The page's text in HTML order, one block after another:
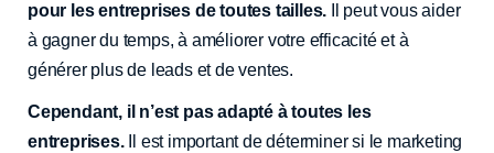
pour les entreprises de toutes tailles. Il peut vous aider
à gagner du temps, à améliorer votre efficacité et à
générer plus de leads et de ventes.
Cependant, il n’est pas adapté à toutes les
entreprises.Il est important de déterminer si le marketing